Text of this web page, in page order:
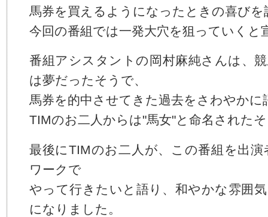
馬券を買えるようになったときの喜びを
今回の番組では一発大穴を狙っていくと
番組アシスタントの岡村麻純さんは、
は夢だったそうで、
馬券を的中させてきた過去をさわやかに
TIMのお二人からは"馬女"と命名された
最後にTIMのお二人が、この番組を出
ワークで
やって行きたいと語り、和やかな雰囲
になりました。